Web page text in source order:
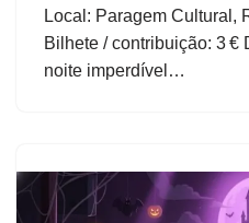
Local: Paragem Cultural,
Bilhete / contribuição: 3 €
noite imperdível…